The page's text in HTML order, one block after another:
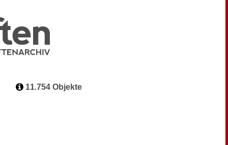
11.754 Objekte